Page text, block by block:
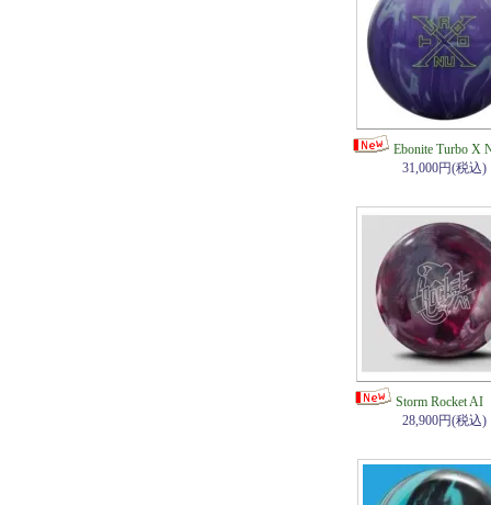
Ebonite Turbo X
31,000円(税込)
Storm Rocket AI
28,900円(税込)